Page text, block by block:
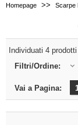
Homepage >> Scarpe
Individuati 4 prodotti
Filtri/Ordine:
Vai a Pagina: